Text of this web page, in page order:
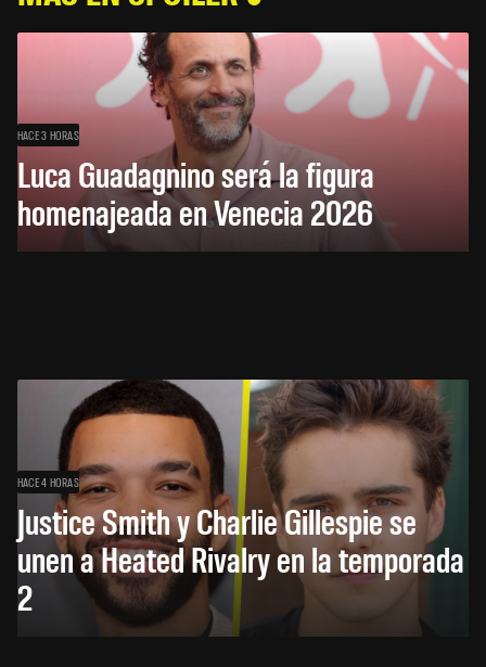
HACE 3 HORAS
Luca Guadagnino será la figura
homenajeada en Venecia 2026
HACE 4 HORAS
Justice Smith y Charlie Gillespie se
unen a Heated Rivalry en la temporada
2